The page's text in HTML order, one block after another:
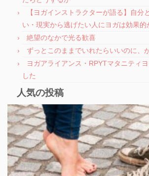
【ヨガインストラクターが語る】自分
い・現実から逃げたい人にヨガは効果的
絶望のなかで光る歓喜
ずっとこのままでいれたらいいのに、
ヨガアライアンス・RPYTマタニティ
した
人気の投稿